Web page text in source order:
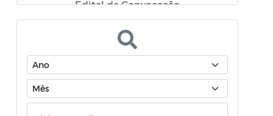
Edital de Convocação
APR - Autorização de Aplicação e
Resgate
Credenciamento